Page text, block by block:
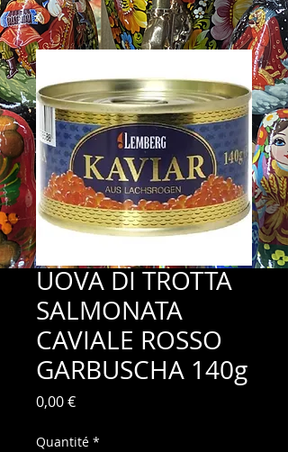
UOVA DI TROTTA
SALMONATA
CAVIALE ROSSO
GARBUSCHA 140g
0,00 €Prix
Quantité *